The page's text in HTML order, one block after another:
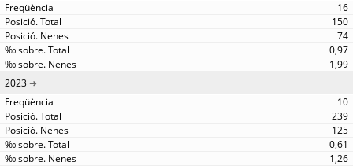
16
150
74
0,97
1,99
2023
10
239
125
0,61
1,26